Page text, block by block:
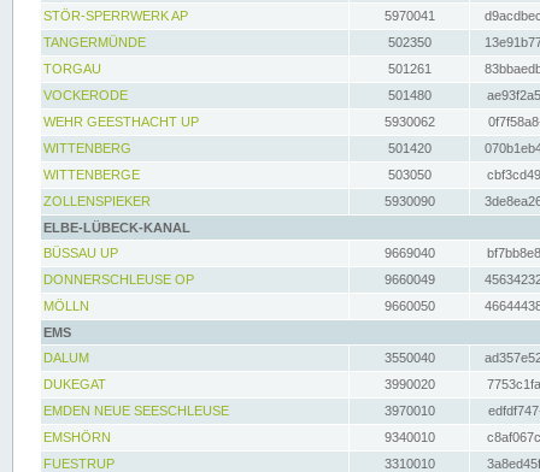
STÖR-SPERRWERK AP 5970041
TANGERMÜNDE
502350
TORGAU
501261
VOCKERODE
501480
WEHR GEESTHACHT UP
5930062
WITTENBERG
501420
WITTENBERGE
503050
ZOLLENSPIEKER
5930090
ELBE-LÜBECK-KANAL
BÜSSAU UP
9669040
DONNERSCHLEUSE OP
9660049
MÖLLN
9660050
EMS
DALUM
3550040
DUKEGAT
3990020
EMDEN NEUE SEESCHLEUSE
3970010
EMSHÖRN
9340010
FUESTRUP
3310010